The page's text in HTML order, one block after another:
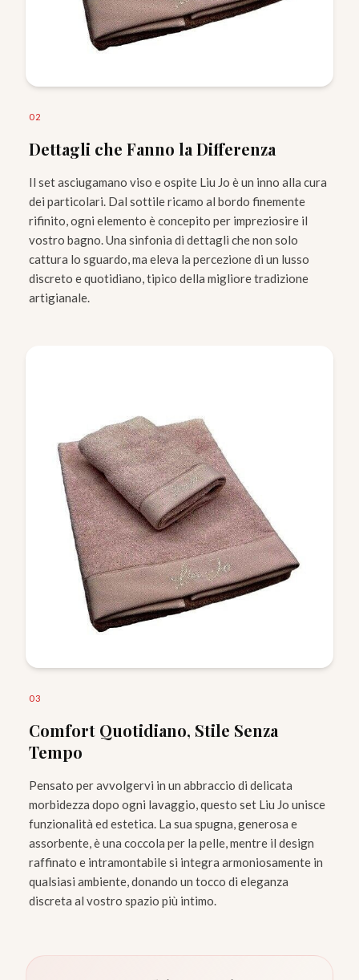
02
Dettagli che Fanno la Differenza
Il set asciugamano viso e ospite Liu Jo è un inno alla cura
dei particolari. Dal sottile ricamo al bordo finemente
rifinito, ogni elemento è concepito per impreziosire il
vostro bagno. Una sinfonia di dettagli che non solo
cattura lo sguardo, ma eleva la percezione di un lusso
discreto e quotidiano, tipico della migliore tradizione
artigianale.
03
Comfort Quotidiano, Stile Senza
Tempo
Pensato per avvolgervi in un abbraccio di delicata
morbidezza dopo ogni lavaggio, questo set Liu Jo unisce
funzionalità ed estetica. La sua spugna, generosa e
assorbente, è una coccola per la pelle, mentre il design
raffinato e intramontabile si integra armoniosamente in
qualsiasi ambiente, donando un tocco di eleganza
discreta al vostro spazio più intimo.